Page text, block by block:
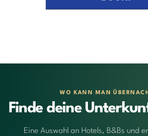
WO KANN MAN
Finde deine
Eine Auswahl an Hotels, B&Bs und